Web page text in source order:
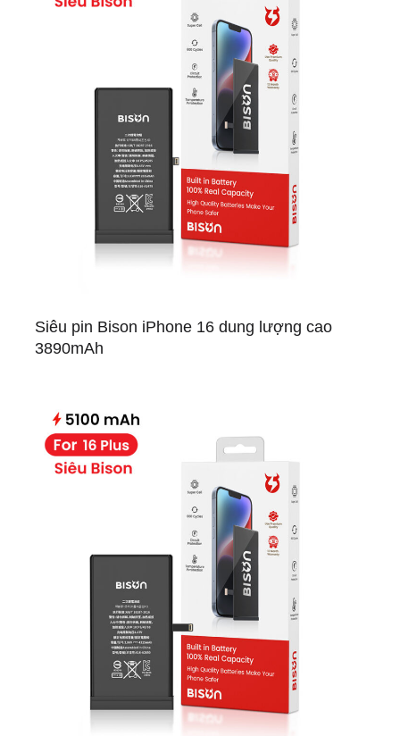
Siêu pin Bison iPhone 16 dung lượng cao
3890mAh